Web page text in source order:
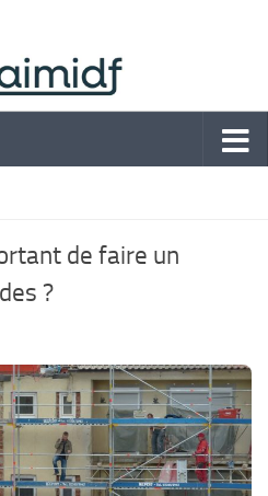
de faire un
?